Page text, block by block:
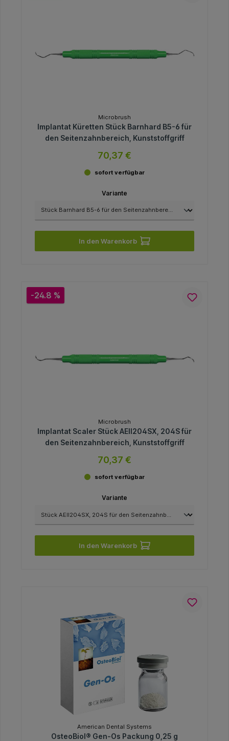
Microbrush
Implantat Küretten Stück Barnhard B5-6 für
den Seitenzahnbereich, Kunststoffgriff
70,37 €
sofort verfügbar
Variante
In den Warenkorb
-24.8 %
Microbrush
Implantat Scaler Stück AEII204SX, 204S für
den Seitenzahnbereich, Kunststoffgriff
70,37 €
sofort verfügbar
Variante
In den Warenkorb
American Dental Systems
OsteoBiol® Gen-Os Packung 0,25 g